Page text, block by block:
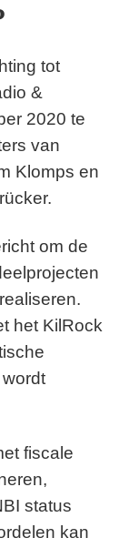
tot
&
2020 te
van
Klomps en
om de
het KilRock
fiscale
status
kan